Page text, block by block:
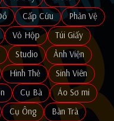
Cấp Cứu
Phản Vệ
Vỏ Hộp
Túi Giấy
Studio
Ảnh Viện
Hình Thẻ
Sinh Viên
Cụ Bà
Áo Sơ mi
Cụ Ông
Bàn Trà